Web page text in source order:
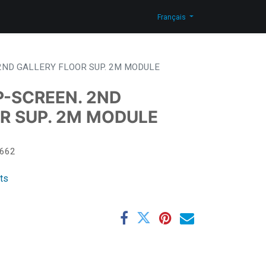
Contactez-nous Shop
Français
GALLERY FLOOR SUP. 2M MODULE
SCREEN. 2ND
SUP. 2M MODULE